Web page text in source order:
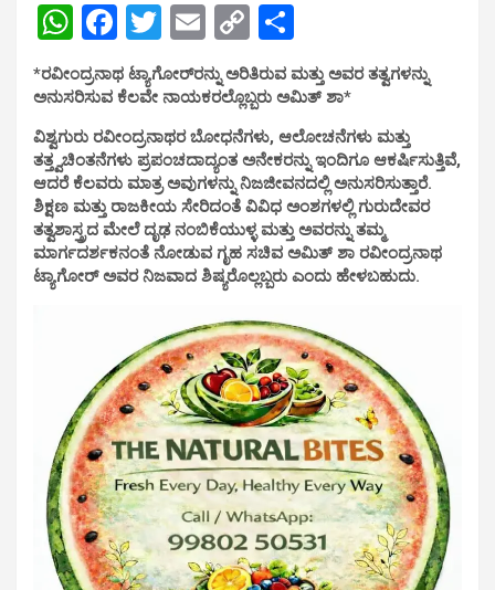
W
h
at
s
A
p
p
F
a
ce
b
o
o
k
T
wi
tt
er
E
m
ail
C
o
py
Li
n
k
h
ar
e
*ರವೀಂದ್ರನಾಥ ಟ್ಯಾಗೋರ್‌ರನ್ನು ಅರಿತಿರುವ ಮತ್ತು ಅವರ ತತ್ವಗಳನ್ನು
ಅನುಸರಿಸುವ ಕೆಲವೇ ನಾಯಕರಲ್ಲೊಬ್ಬರು ಅಮಿತ್ ಶಾ*
ವಿಶ್ವಗುರು ರವೀಂದ್ರನಾಥರ ಬೋಧನೆಗಳು, ಆಲೋಚನೆಗಳು ಮತ್ತು
ತತ್ತ್ವಚಿಂತನೆಗಳು ಪ್ರಪಂಚದಾದ್ಯಂತ ಅನೇಕರನ್ನು ಇಂದಿಗೂ ಆಕರ್ಷಿಸುತ್ತಿವೆ,
ಆದರೆ ಕೆಲವರು ಮಾತ್ರ ಅವುಗಳನ್ನು ನಿಜಜೀವನದಲ್ಲಿ ಅನುಸರಿಸುತ್ತಾರೆ.
ಶಿಕ್ಷಣ ಮತ್ತು ರಾಜಕೀಯ ಸೇರಿದಂತೆ ವಿವಿಧ ಅಂಶಗಳಲ್ಲಿ ಗುರುದೇವರ
ತತ್ವಶಾಸ್ತ್ರದ ಮೇಲೆ ದೃಢ ನಂಬಿಕೆಯುಳ್ಳ ಮತ್ತು ಅವರನ್ನು ತಮ್ಮ
ಮಾರ್ಗದರ್ಶಕನಂತೆ ನೋಡುವ ಗೃಹ ಸಚಿವ ಅಮಿತ್ ಶಾ ರವೀಂದ್ರನಾಥ
ಟ್ಯಾಗೋರ್ ಅವರ ನಿಜವಾದ ಶಿಷ್ಯರೊಲ್ಲಬ್ಬರು ಎಂದು ಹೇಳಬಹುದು.